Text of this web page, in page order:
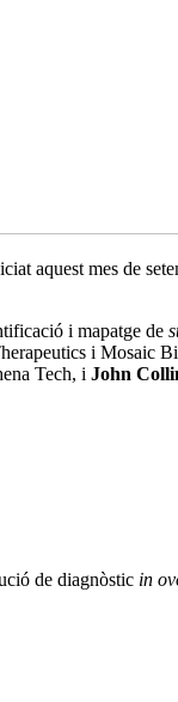
aquest mes de
i mapatge de
i Mosaic
Tech, i John
de diagnòstic in